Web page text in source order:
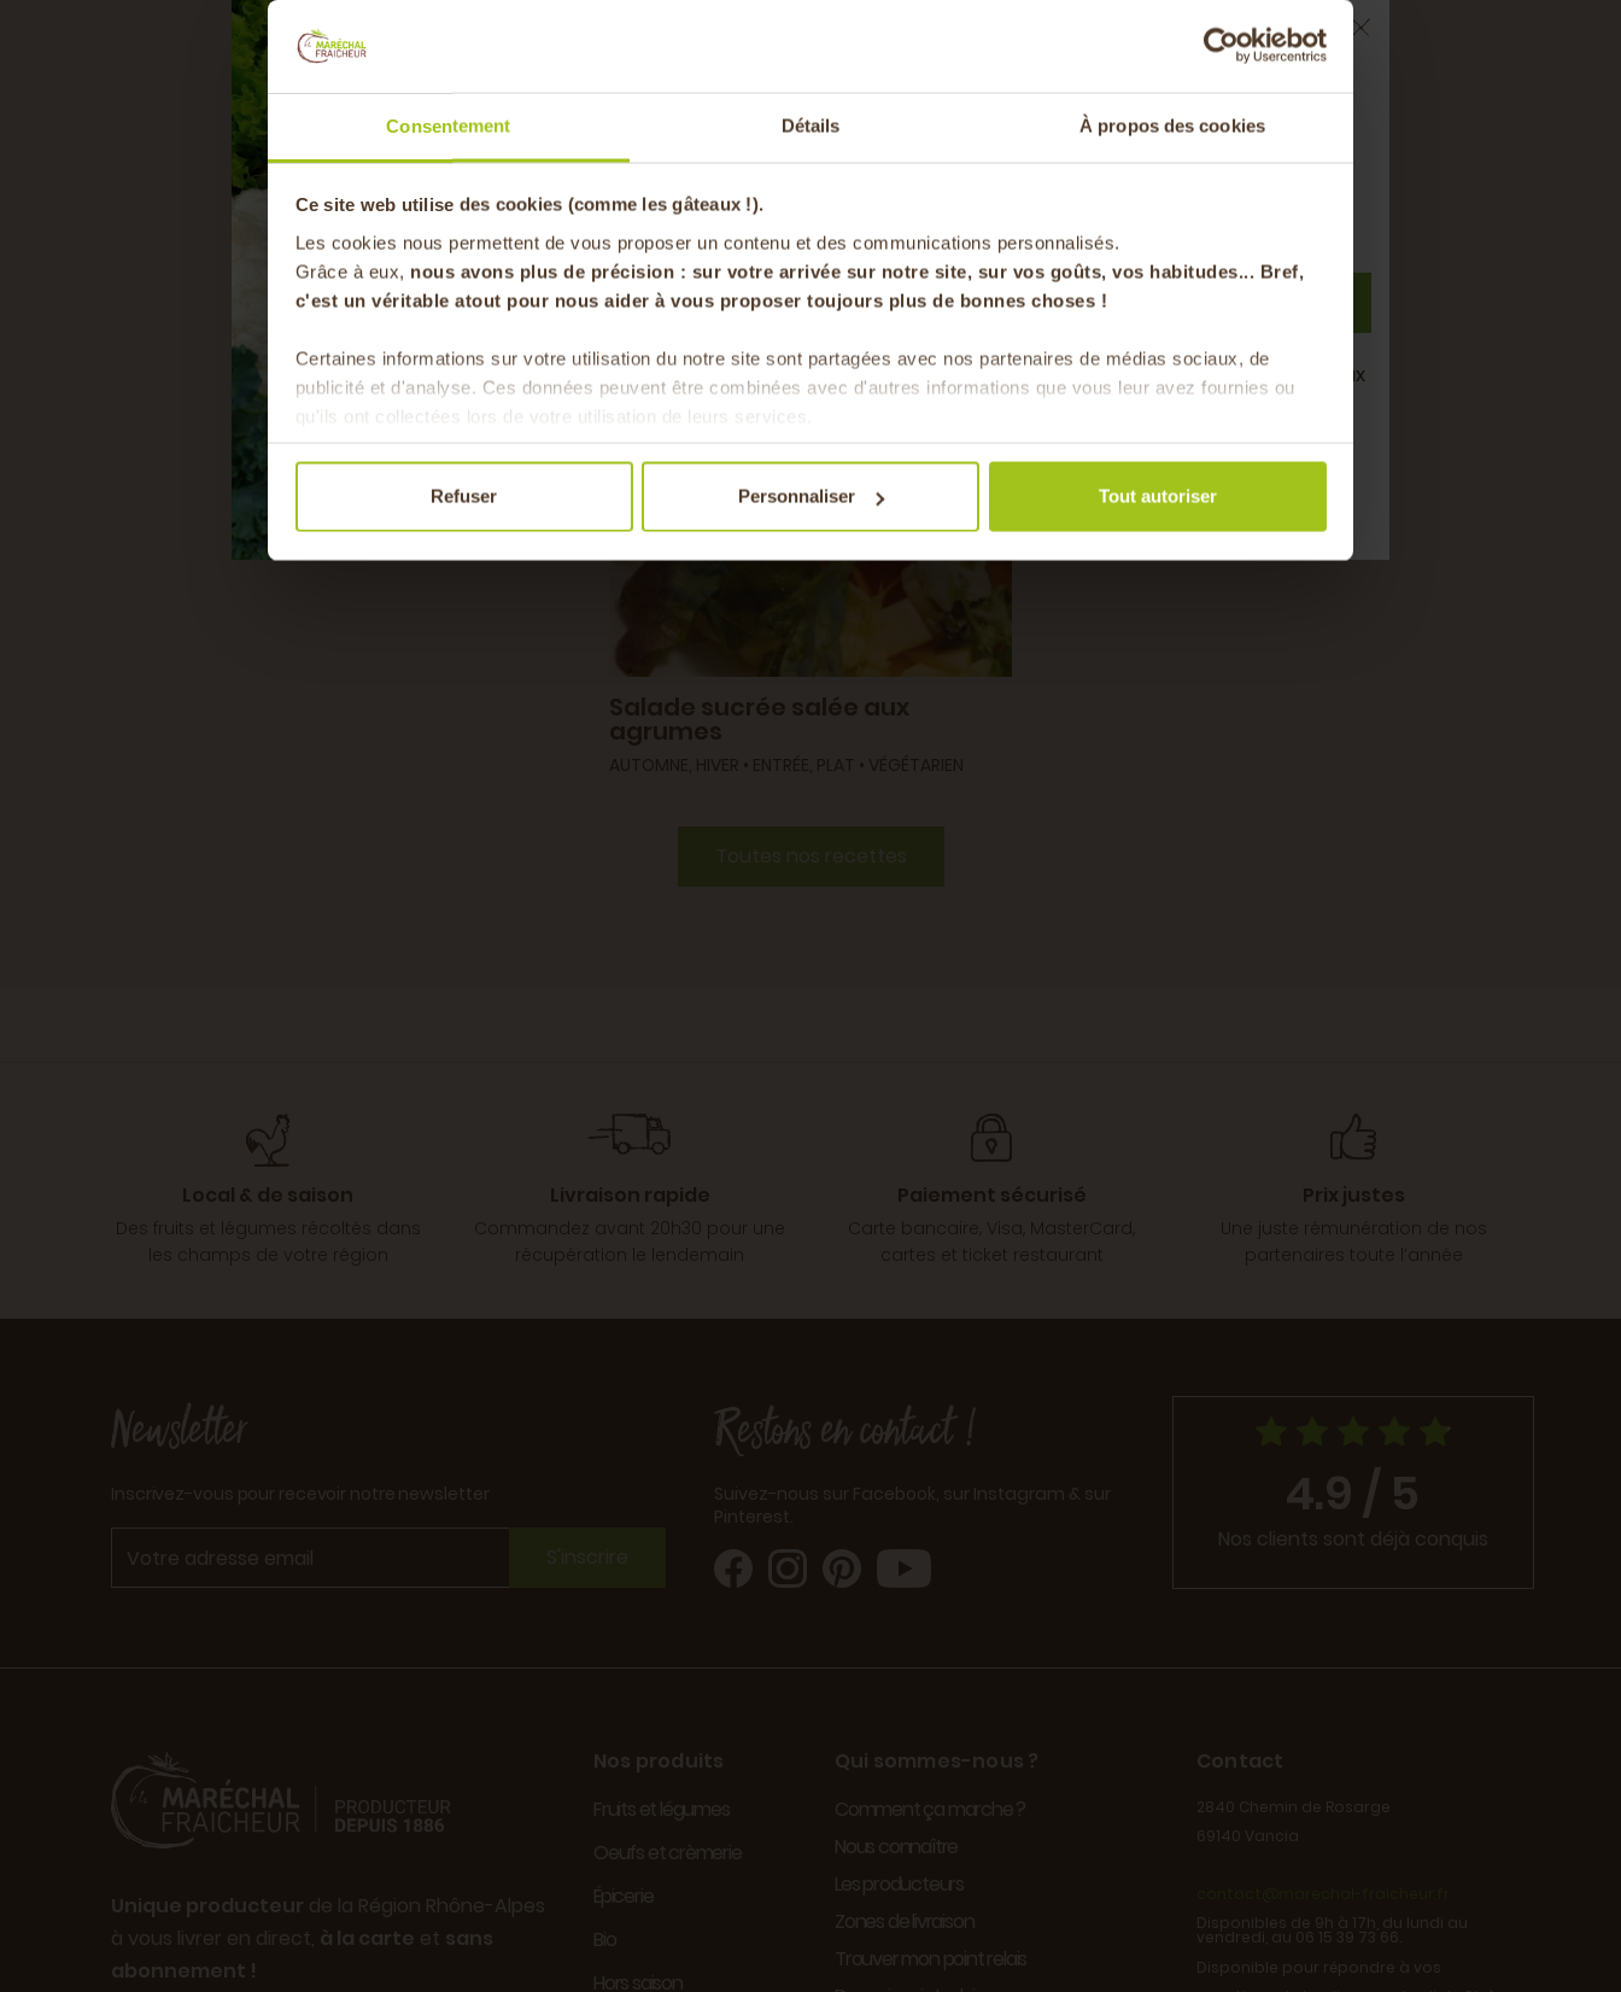
Consentement Détails À propos des cookies
Ce site web utilise des cookies (comme les gâteaux !).
Les cookies nous permettent de vous proposer un contenu et des communications personnalisés.
Grâce à eux, nous avons plus de précision : sur votre arrivée sur notre site, sur vos goûts, vos habitudes... Bref,
c'est un véritable atout pour nous aider à vous proposer toujours plus de bonnes choses !
Certaines informations sur votre utilisation du notre site sont partagées avec nos partenaires de médias sociaux, de
publicité et d'analyse. Ces données peuvent être combinées avec d'autres informations que vous leur avez fournies ou
qu'ils ont collectées lors de votre utilisation de leurs services.
Refuser Personnaliser Tout autoriser
RECETTES
avec cet ingrédient
Toutes nos recettes
-20% offerts sur votre
panier
en vous inscrivant à notre newsletter
Pour faire le plein chaque semaine de bons produits locaux
& de saison !
Local & de saison
Des fruits et légumes récoltés dans
les champs de votre région
Livraison rapide
Commandez avant 20h30 pour une
récupération le lendemain
Paiement sécurisé
Carte bancaire, Visa, MasterCard,
cartes et ticket restaurant
Prix justes
Une juste rémunération de nos
partenaires toute l’année
Newsletter
Inscrivez-vous pour recevoir notre newsletter
S'inscrire
Restons en contact !
Suivez-nous sur Facebook, sur Instagram & sur
Pinterest.
4.9 / 5
Nos clients sont déjà conquis
Unique producteur de la Région Rhône-Alpes
à vous livrer en direct, à la carte et sans
abonnement !
Nos produits
Fruits et légumes
Oeufs et crèmerie
Épicerie
Bio
Hors saison
Qui sommes-nous ?
Comment ça marche ?
Nous connaître
Les producteurs
Zones de livraison
Trouver mon point relais
Contact
2840 Chemin de Rosarge
69140 Vancia
Disponibles de 9h à 17h, du lundi au
vendredi, au 06 15 39 73 66.
Disponible pour répondre à vos